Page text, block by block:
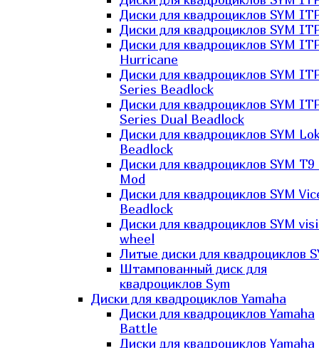
Диски для квадроциклов SYM
Диски для квадроциклов SYM
Диски для квадроциклов SYM
Hurricane
Диски для квадроциклов SYM
Series Beadlock
Диски для квадроциклов SYM
Series Dual Beadlock
Диски для квадроциклов SYM
Beadlock
Диски для квадроциклов SYM T9
Mod
Диски для квадроциклов SYM
Beadlock
Диски для квадроциклов SYM
wheel
Литые диски для квадроциклов
Штампованный диск для
квадроциклов Sym
Диски для квадроциклов Yamaha
Диски для квадроциклов Yamaha
Battle
Диски для квадроциклов Yamaha